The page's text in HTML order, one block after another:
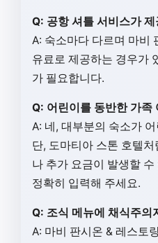
Q: 공항 셔틀 서비스가
A: 숙소마다 다르며 마비
유료로 제공하는 경우가
가 필요합니다.
Q: 어린이를 동반한 가족
A: 네, 대부분의 숙소가
단, 도마티아 스톤 호텔
나 추가 요금이 발생할
정확히 입력해 주세요.
Q: 조식 메뉴에 채식주의
A: 마비 판시온 & 레스토